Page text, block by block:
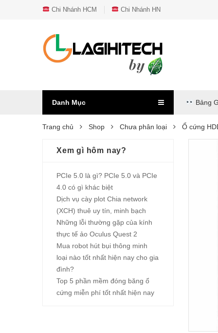
Chi Nhánh HCM Chi Nhánh HN
Danh Mục Bảng
Trang chủ Shop Chưa phân loại Ổ cứng
Xem gì hôm nay?
PCIe 5.0 là gì? PCIe 5.0 và PCIe
4.0 có gì khác biệt
Dịch vụ cày plot Chia network
(XCH) thuê uy tín, minh bạch
Những lỗi thường gặp của kính
thực tế ảo Oculus Quest 2
Mua robot hút bụi thông minh
loại nào tốt nhất hiện nay cho gia
đình?
Top 5 phần mềm đóng băng ổ
cứng miễn phí tốt nhất hiện nay